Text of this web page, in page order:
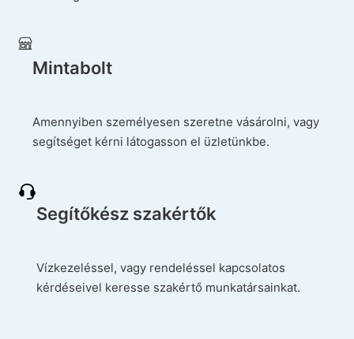
Mintabolt
Amennyiben személyesen szeretne vásárolni, vagy
segítséget kérni látogasson el üzletünkbe.
Segítőkész szakértők
Vízkezeléssel, vagy rendeléssel kapcsolatos
kérdéseivel keresse szakértő munkatársainkat.